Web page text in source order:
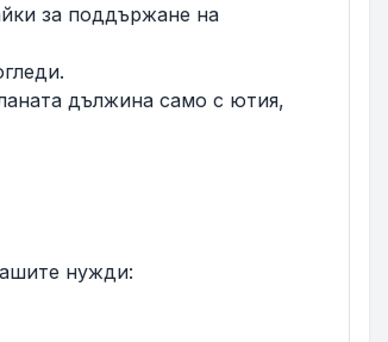
за поддържане на
дължина само с ютия,
нужди: